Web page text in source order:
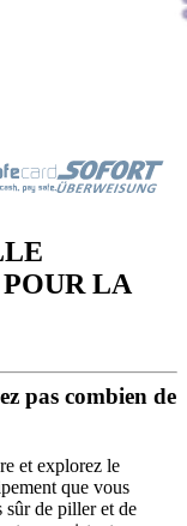
LA
pas combien de
et explorez le
que vous
sûr de piller et de